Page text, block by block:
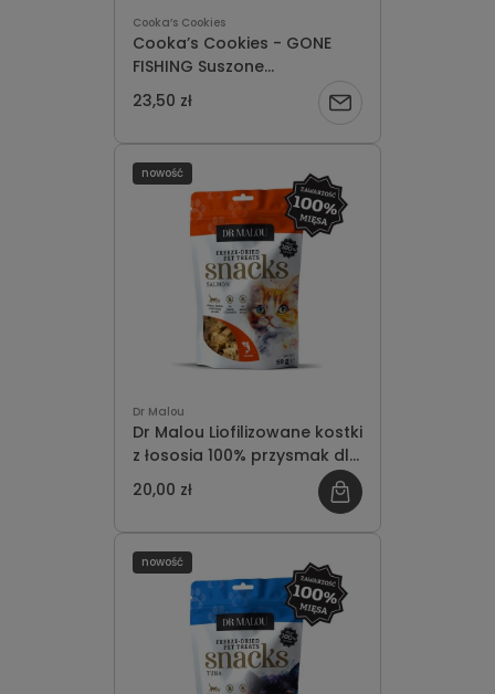
Cooka’s Cookies
Cooka’s Cookies - GONE
FISHING Suszone
powietrzem rybki Omena
85g
23,50 zł
Powiadom
o
dostępności
Dr Malou
Dr Malou Liofilizowane kostki
z łososia 100% przysmak dla
kotów 50g
20,00 zł
nowość
nowość